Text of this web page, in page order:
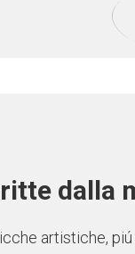
dalla
artistiche, piú